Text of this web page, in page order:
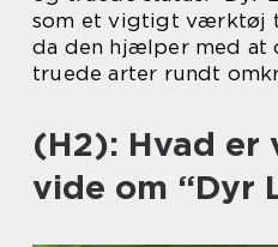
som et vigtigt værktøj
da den hjælper med at
truede arter rundt
(H2): Hvad
vide om “Dyr